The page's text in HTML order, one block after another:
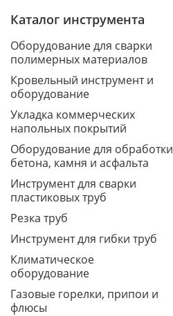
Каталог инструмента
Оборудование для сварки
полимерных материалов
Кровельный инструмент и
оборудование
Укладка коммерческих
напольных покрытий
Оборудование для обработки
бетона, камня и асфальта
Инструмент для сварки
пластиковых труб
Резка труб
Инструмент для гибки труб
Климатическое
оборудование
Газовые горелки, припои и
флюсы